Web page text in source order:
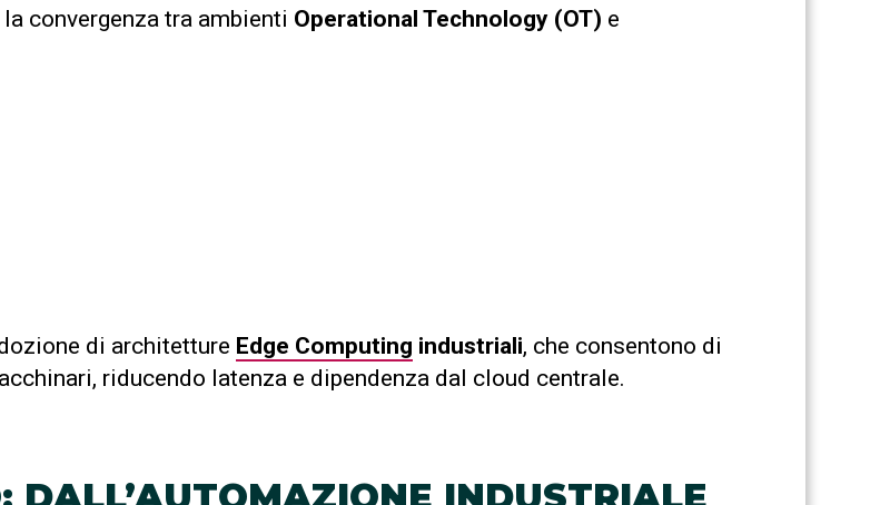
convergenza tra ambienti Operational Technology (OT) e
di architetture Edge Computing industriali, che consentono di
riducendo latenza e dipendenza dal cloud centrale.